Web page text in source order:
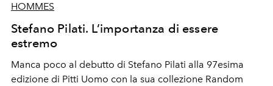
HOMMES
Stefano Pilati. L’importanza di essere
estremo
Manca poco al debutto di Stefano Pilati alla 97esima
edizione di Pitti Uomo con la sua collezione Random